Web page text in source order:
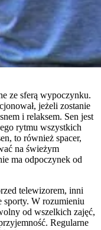
ze sferą wypoczynku.
jeżeli zostanie
i relaksem. Sen jest
rytmu wszystkich
to również spacer,
na świeżym
ma odpoczynek od
telewizorem, inni
sporty. W rozumieniu
od wszelkich zajęć,
Regularne